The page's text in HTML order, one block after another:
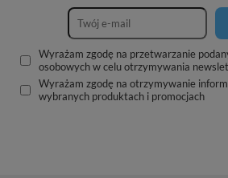
Wyrażam zgodę na przetwarzanie
osobowych w celu otrzymywania
Wyrażam zgodę na otrzymywanie
wybranych produktach i promocjach